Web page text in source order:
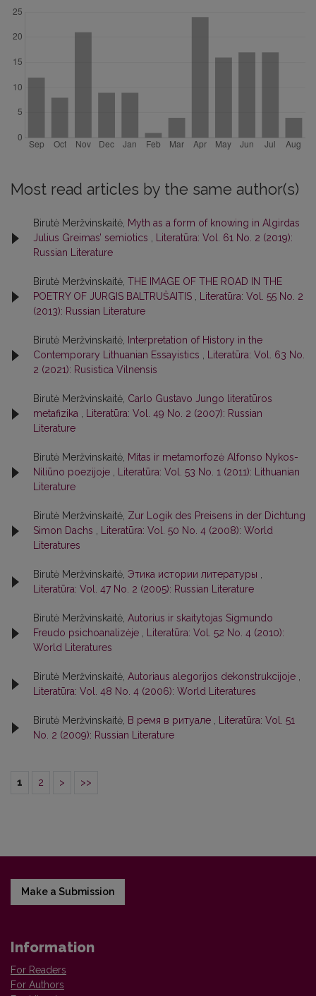
Most read articles by the same author(s)
Birutė Meržvinskaitė, Myth as a form of knowing in Algirdas
Julius Greimas’ semiotics
Literatūra: Vol. 61 No. 2 (2019):
Russian Literature
Birutė Meržvinskaitė, THE IMAGE OF THE ROAD IN THE
POETRY OF JURGIS BALTRUŠAITIS
Literatūra: Vol. 55 No. 2
(2013): Russian Literature
Birutė Meržvinskaitė,
Interpretation of History in the
Contemporary Lithuanian Essayistics
Literatūra: Vol. 63 No.
2 (2021): Rusistica Vilnensis
Birutė Meržvinskaitė, Carlo Gustavo Jungo literatūros
metafizika
Literatūra: Vol. 49 No. 2 (2007): Russian
Literature
Birutė Meržvinskaitė, Mitas ir metamorfozė Alfonso Nykos-
Niliūno poezijoje
Literatūra: Vol. 53 No. 1 (2011): Lithuanian
Literature
Birutė Meržvinskaitė, Zur Logik des Preisens in der Dichtung
Simon Dachs
Literatūra: Vol. 50 No. 4 (2008): World
Literatures
Birutė Meržvinskaitė, Этика истории литературы
Literatūra: Vol. 47 No. 2 (2005): Russian Literature
Birutė Meržvinskaitė, Autorius ir skaitytojas Sigmundo
Freudo psichoanalizėje
Literatūra: Vol. 52 No. 4 (2010):
World Literatures
Birutė Meržvinskaitė, Autoriaus alegorijos dekonstrukcijoje
Literatūra: Vol. 48 No. 4 (2006): World Literatures
Birutė Meržvinskaitė, В ремя в ритуале
Literatūra: Vol. 51
No. 2 (2009): Russian Literature
1 2 > >>
Make a Submission
Information
For Readers
For Authors